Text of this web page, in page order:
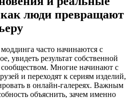
люди превращают
часто начинаются с
увидеть результат собственной
Многие начинают с
и переходят к сериям изделий,
в онлайн-галереях. Важным
объяснить, зачем именно